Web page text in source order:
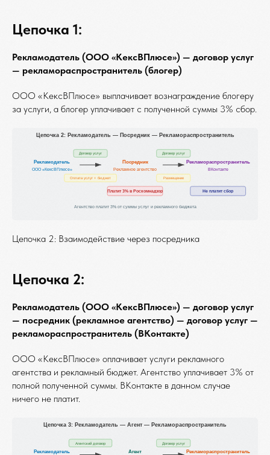
Цепочка 1:
Рекламодатель (ООО «КексВПлюсе») — договор услуг
— рекламораспространитель (блогер)
ООО «КексВПлюсе» выплачивает вознаграждение блогеру
за услуги, а блогер уплачивает с полученной суммы 3% сбор.
Цепочка 2: Взаимодействие через посредника
Цепочка 2:
Рекламодатель (ООО «КексВПлюсе») — договор услуг
— посредник (рекламное агентство) — договор услуг —
рекламораспространитель (ВКонтакте)
ООО «КексВПлюсе» оплачивает услуги рекламного
агентства и рекламный бюджет. Агентство уплачивает 3% от
полной полученной суммы. ВКонтакте в данном случае
ничего не платит.